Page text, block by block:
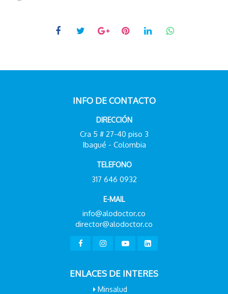
INFO DE CONTACTO
DIRECCIÓN
Cra 5 # 27-40 piso 3
Ibagué - Colombia
TELEFONO
317 646 0932
E-MAIL
info@alodoctor.co
director@alodoctor.co
ENLACES DE INTERES
Minsalud